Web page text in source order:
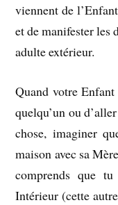
viennent de
et de manifester les
adulte extérieur.
Quand votre
quelqu’un ou
chose, imaginer
maison avec sa
comprends que
Intérieur (cette